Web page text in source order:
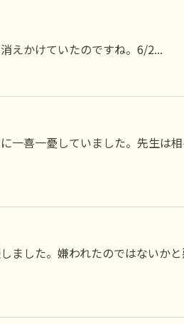
えかけていたのですね。6/2...
一喜一憂していました。先生は
ました。嫌われたのではないか